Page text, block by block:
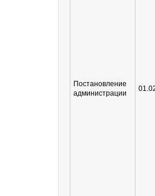
Постановление
администрации